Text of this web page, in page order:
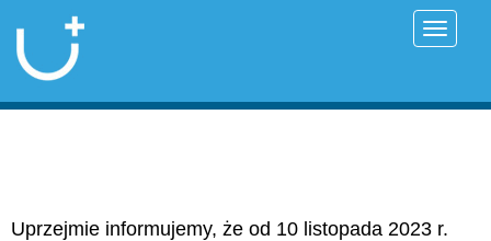
Uprzejmie informujemy, że od 10 listopada 2023 r.